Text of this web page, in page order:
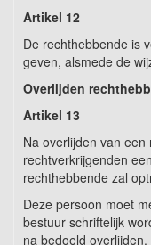
Artikel 12
De rechthebbende is
geven, alsmede de
Overlijden
Artikel 13
Na overlijden van
rechtverkrijgenden
rechthebbende zal
Deze persoon moet
bestuur schriftelijk
na bedoeld overlijden.